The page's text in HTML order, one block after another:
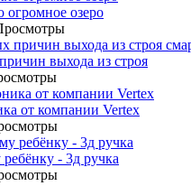
огромное озеро
выхода из строя
от компании Vertex
- 3д ручка